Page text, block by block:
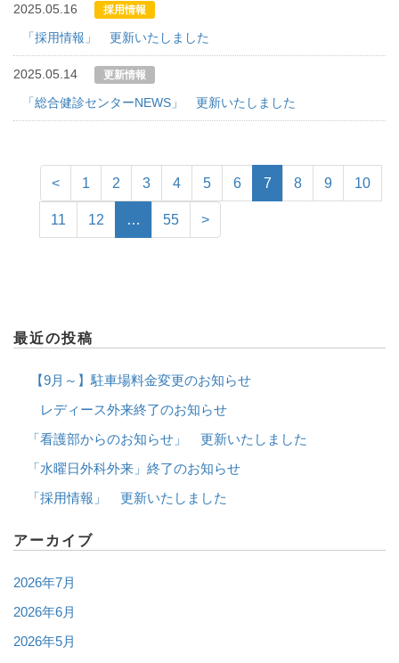
2025.05.16 採用情報
「採用情報」 更新いたしました
2025.05.14 更新情報
「総合健診センターNEWS」 更新いたしました
< 1 2 3 4 5 6 7 8 9 10
11 12 … 55 >
最近の投稿
【9月～】駐車場料金変更のお知らせ
レディース外来終了のお知らせ
「看護部からのお知らせ」 更新いたしました
「水曜日外科外来」終了のお知らせ
「採用情報」 更新いたしました
アーカイブ
2026年7月
2026年6月
2026年5月